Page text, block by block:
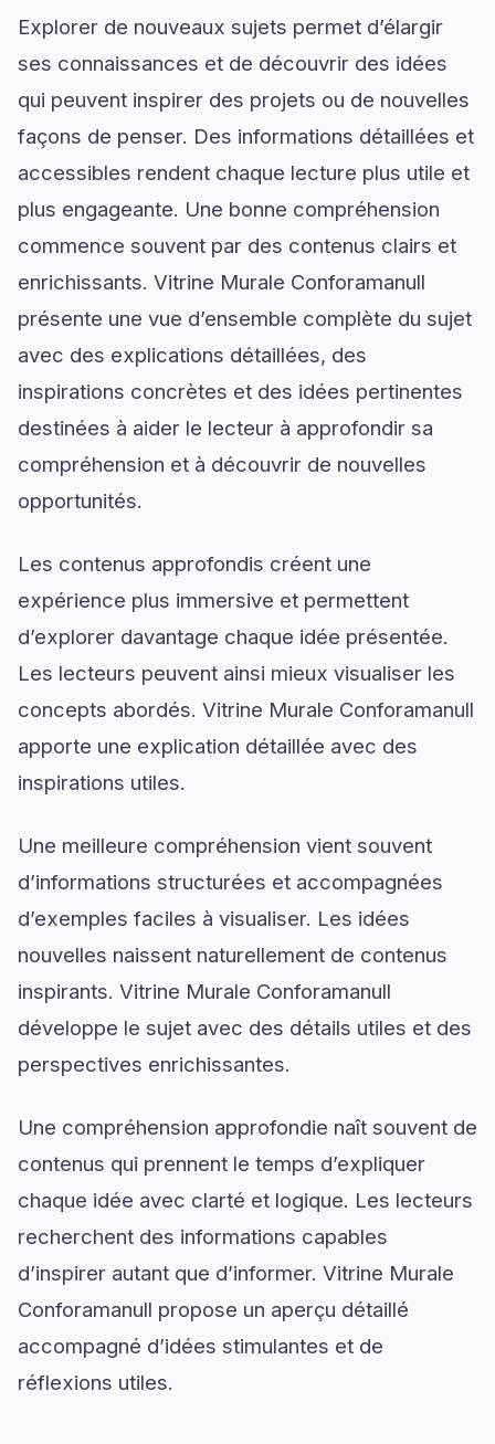
Explorer de nouveaux sujets permet d’élargir
ses connaissances et de découvrir des idées
qui peuvent inspirer des projets ou de nouvelles
façons de penser. Des informations détaillées et
accessibles rendent chaque lecture plus utile et
plus engageante. Une bonne compréhension
commence souvent par des contenus clairs et
enrichissants. Vitrine Murale Conforamanull
présente une vue d’ensemble complète du sujet
avec des explications détaillées, des
inspirations concrètes et des idées pertinentes
destinées à aider le lecteur à approfondir sa
compréhension et à découvrir de nouvelles
opportunités.
Les contenus approfondis créent une
expérience plus immersive et permettent
d’explorer davantage chaque idée présentée.
Les lecteurs peuvent ainsi mieux visualiser les
concepts abordés. Vitrine Murale Conforamanull
apporte une explication détaillée avec des
inspirations utiles.
Une meilleure compréhension vient souvent
d’informations structurées et accompagnées
d’exemples faciles à visualiser. Les idées
nouvelles naissent naturellement de contenus
inspirants. Vitrine Murale Conforamanull
développe le sujet avec des détails utiles et des
perspectives enrichissantes.
Une compréhension approfondie naît souvent de
contenus qui prennent le temps d’expliquer
chaque idée avec clarté et logique. Les lecteurs
recherchent des informations capables
d’inspirer autant que d’informer. Vitrine Murale
Conforamanull propose un aperçu détaillé
accompagné d’idées stimulantes et de
réflexions utiles.